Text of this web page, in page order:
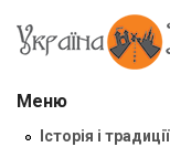
Меню
Історія і традиції